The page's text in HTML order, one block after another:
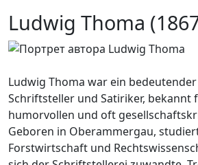
Ludwig Thoma
Ludwig Thoma war ein
Schriftsteller und Satiriker, bekannt
humorvollen und oft
Geboren in Oberammergau,
Forstwirtschaft und